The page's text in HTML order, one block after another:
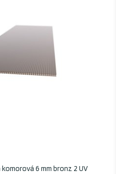
6 mm bronz 2 UV